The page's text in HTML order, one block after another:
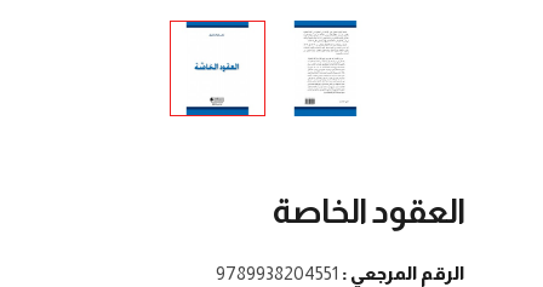
العقود الخاصة
الرقم المرجعي : 9789938204551